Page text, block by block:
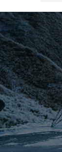
Z
á
p
a
t
í